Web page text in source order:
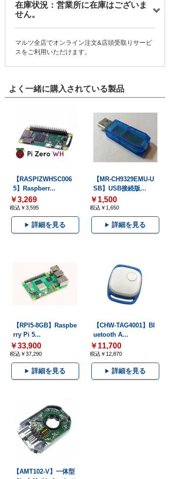
在庫状況：営業所に在庫はございま
せん。
マルツ全店でオンライン注文&店頭受取りサービ
スをご利用いただけます。
よく一緒に購入されている製品
【RASPIZWHSC006
5】Raspberr...
￥3,269
税込￥3,595
詳細を見る
【MR-CH9329EMU-U
SB】USB接続版...
￥1,500
税込￥1,650
詳細を見る
【RPI5-8GB】Raspbe
rry Pi 5...
￥33,900
税込￥37,290
詳細を見る
【CHW-TAG4001】Bl
uetooth A...
￥11,700
税込￥12,870
詳細を見る
【AMT102-V】一体型